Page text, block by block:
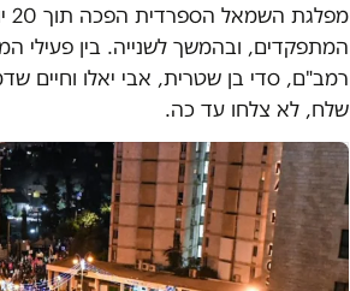
המתפקדים, ובהמשך לשנייה. בין פעילי
רמב"ם, סדי בן שטרית, אבי יאלו וחיים
שלח, לא צלחו עד כה.